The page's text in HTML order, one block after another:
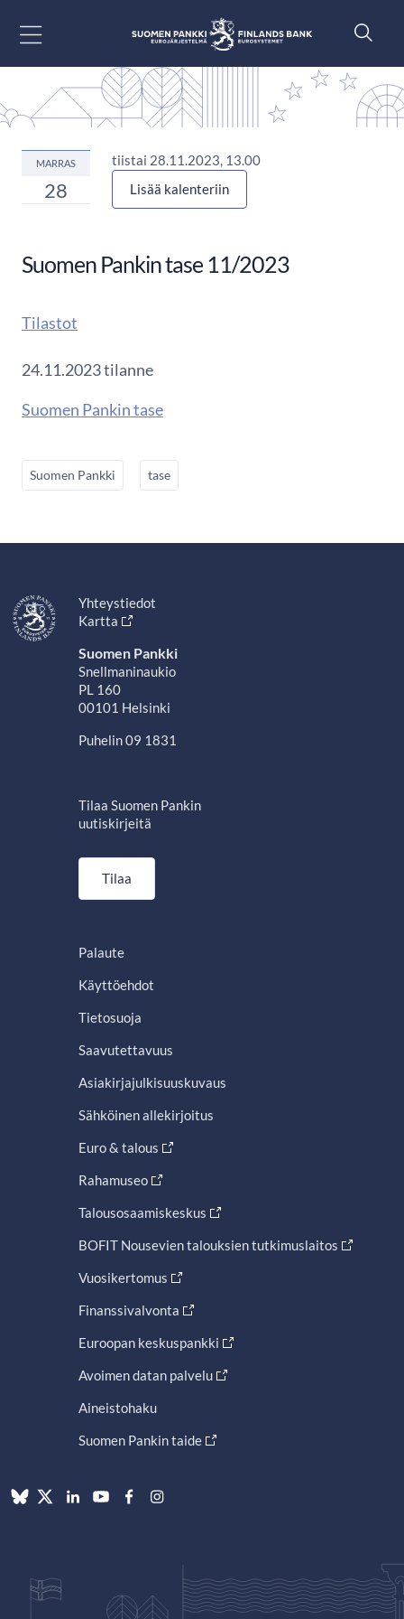
MARRAS
28
tiistai 28.11.2023, 13.00
Lisää kalenteriin
Suomen Pankin tase 11/2023
Tilastot
24.11.2023 tilanne
Suomen Pankin tase
Suomen Pankki tase
Yhteystiedot
Kartta
Suomen Pankki
Snellmaninaukio
PL 160
00101 Helsinki
Puhelin 09 1831
Tilaa Suomen Pankin
uutiskirjeitä
Tilaa
Palaute
Käyttöehdot
Tietosuoja
Saavutettavuus
Asiakirjajulkisuuskuvaus
Sähköinen allekirjoitus
Euro & talous
Rahamuseo
Talousosaamiskeskus
BOFIT Nousevien talouksien tutkimuslaitos
Vuosikertomus
Finanssivalvonta
Euroopan keskuspankki
Avoimen datan palvelu
Aineistohaku
Suomen Pankin taide